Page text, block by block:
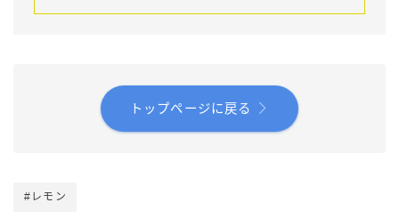
トップページに戻る
#レモン